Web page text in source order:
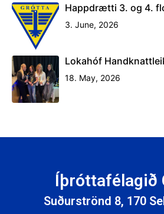
Happdrætti 3. og 4.
3. June, 2026
Lokahóf
18. May, 2026
Íþróttafélagið
Suðurströnd 8, 170